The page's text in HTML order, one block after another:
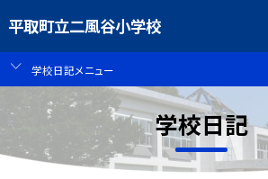
平取町立二風谷小学校
学校日記メニュー
学校日記